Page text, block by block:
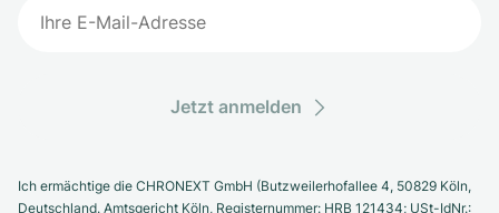
Jetzt anmelden
Ich ermächtige die CHRONEXT GmbH (Butzweilerhofallee 4, 50829 Köln,
Deutschland. Amtsgericht Köln, Registernummer: HRB 121434; USt-IdNr.: